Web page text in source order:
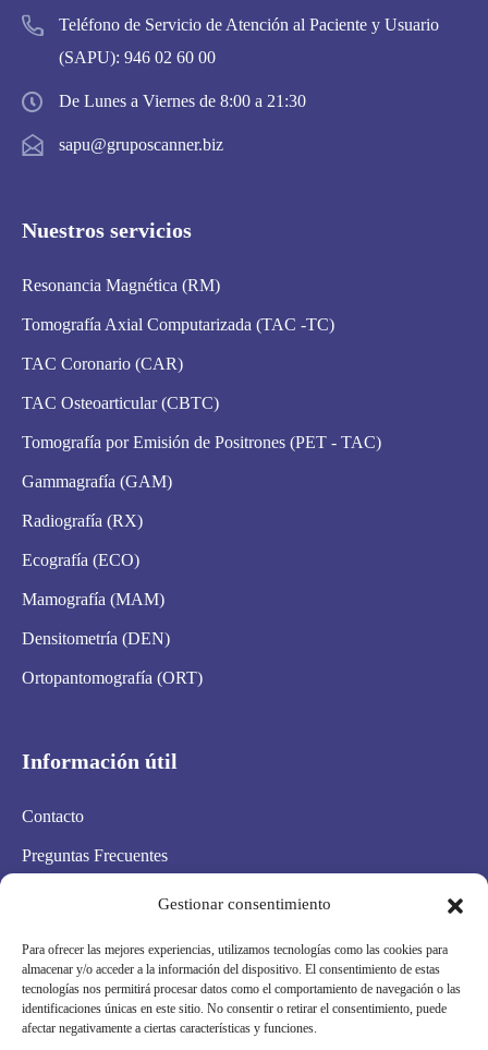
Gestionar consentimiento
Para ofrecer las mejores experiencias, utilizamos tecnologías como las cookies para
almacenar y/o acceder a la información del dispositivo. El consentimiento de estas
tecnologías nos permitirá procesar datos como el comportamiento de navegación o las
identificaciones únicas en este sitio. No consentir o retirar el consentimiento, puede
afectar negativamente a ciertas características y funciones.
Teléfono de Servicio de Atención al Paciente y Usuario
(SAPU): 946 02 60 00
De Lunes a Viernes de 8:00 a 21:30
sapu@gruposcanner.biz
Nuestros servicios
Resonancia Magnética (RM)
Tomografía Axial Computarizada (TAC -TC)
TAC Coronario (CAR)
TAC Osteoarticular (CBTC)
Tomografía por Emisión de Positrones (PET - TAC)
Gammagrafía (GAM)
Radiografía (RX)
Ecografía (ECO)
Mamografía (MAM)
Densitometría (DEN)
Ortopantomografía (ORT)
Información útil
Contacto
Preguntas Frecuentes
Política de cookies
Condiciones Generales